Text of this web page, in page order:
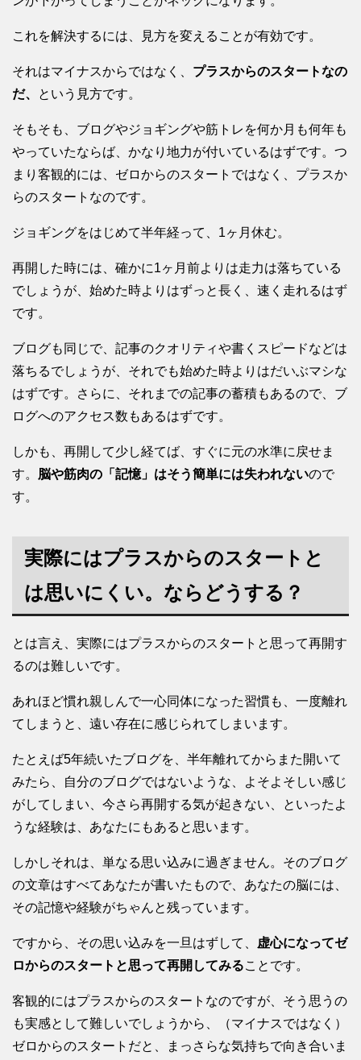
これを解決するには、見方を変えることが有効です。
それはマイナスからではなく、 プラスからのスタートなの
だ、
という見方です。
そもそも、ブログやジョギングや筋トレを何か月も何年も
やっていたならば、かなり地力が付いているはずです。つ
まり客観的には、ゼロからのスタートではなく、プラスか
らのスタートなのです。
ジョギングをはじめて半年経って、1ヶ月休む。
再開した時には、確かに1ヶ月前よりは走力は落ちている
でしょうが、始めた時よりはずっと長く、速く走れるはず
です。
ブログも同じで、記事のクオリティや書くスピードなどは
落ちるでしょうが、それでも始めた時よりはだいぶマシな
はずです。さらに、それまでの記事の蓄積もあるので、ブ
ログへのアクセス数もあるはずです。
しかも、再開して少し経てば、すぐに元の水準に戻せま
す。 脳や筋肉の「記憶」はそう簡単には失われないので
す。
実際にはプラスからのスタートと
は思いにくい。ならどうする？
とは言え、実際にはプラスからのスタートと思って再開す
るのは難しいです。
あれほど慣れ親しんで一心同体になった習慣も、一度離れ
てしまうと、遠い存在に感じられてしまいます。
たとえば5年続いたブログを、半年離れてからまた開いて
みたら、自分のブログではないような、よそよそしい感じ
がしてしまい、今さら再開する気が起きない、といったよ
うな経験は、あなたにもあると思います。
しかしそれは、単なる思い込みに過ぎません。そのブログ
の文章はすべてあなたが書いたもので、あなたの脳には、
その記憶や経験がちゃんと残っています。
ですから、その思い込みを一旦はずして、 虚心になってゼ
ロからのスタートと思って再開してみることです。
客観的にはプラスからのスタートなのですが、そう思うの
も実感として難しいでしょうから、（マイナスではなく）
ゼロからのスタートだと、まっさらな気持ちで向き合いま